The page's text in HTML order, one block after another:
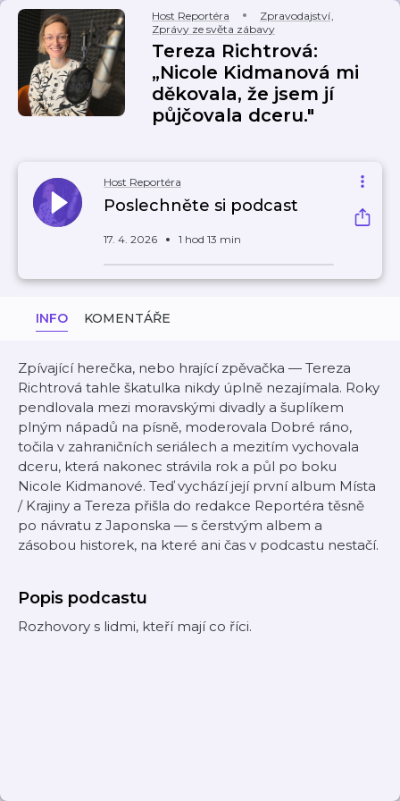
Host Reportéra Zpravodajství,
Zprávy ze světa zábavy
Tereza Richtrová:
„Nicole Kidmanová mi
děkovala, že jsem jí
půjčovala dceru."
Host Reportéra
Poslechněte si podcast
17. 4. 2026 1 hod 13 min
INFO KOMENTÁŘE
Zpívající herečka, nebo hrající zpěvačka — Tereza
Richtrová tahle škatulka nikdy úplně nezajímala. Roky
pendlovala mezi moravskými divadly a šuplíkem
plným nápadů na písně, moderovala Dobré ráno,
točila v zahraničních seriálech a mezitím vychovala
dceru, která nakonec strávila rok a půl po boku
Nicole Kidmanové. Teď vychází její první album Místa
/ Krajiny a Tereza přišla do redakce Reportéra těsně
po návratu z Japonska — s čerstvým albem a
zásobou historek, na které ani čas v podcastu nestačí.
Popis podcastu
Rozhovory s lidmi, kteří mají co říci.